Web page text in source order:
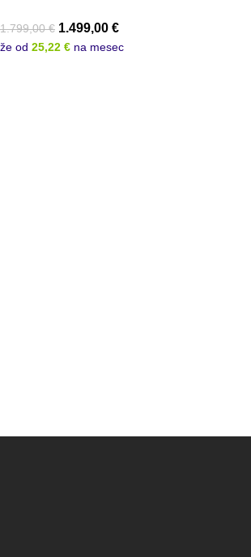
1.799,00€ 1.499,00 €
že od 25,22 € na mesec